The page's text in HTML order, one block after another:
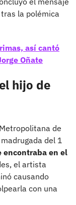
la polémica
así cantó
Oñate
hijo de
de
del 1
encontraba en el
el artista
causando
con una